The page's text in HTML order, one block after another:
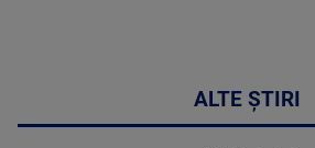
ALTE ȘTIRI